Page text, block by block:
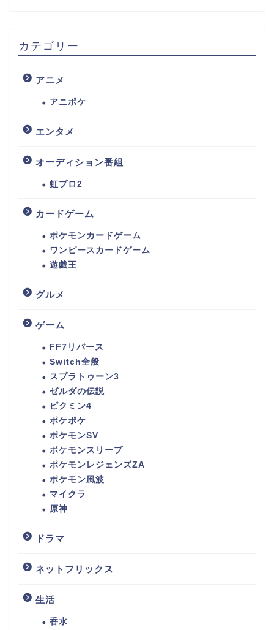
カテゴリー
アニメ
アニポケ
エンタメ
オーディション番組
虹プロ2
カードゲーム
ポケモンカードゲーム
ワンピースカードゲーム
遊戯王
グルメ
ゲーム
FF7リバース
Switch全般
スプラトゥーン3
ゼルダの伝説
ピクミン4
ポケポケ
ポケモンSV
ポケモンスリープ
ポケモンレジェンズZA
ポケモン風波
マイクラ
原神
ドラマ
ネットフリックス
生活
香水